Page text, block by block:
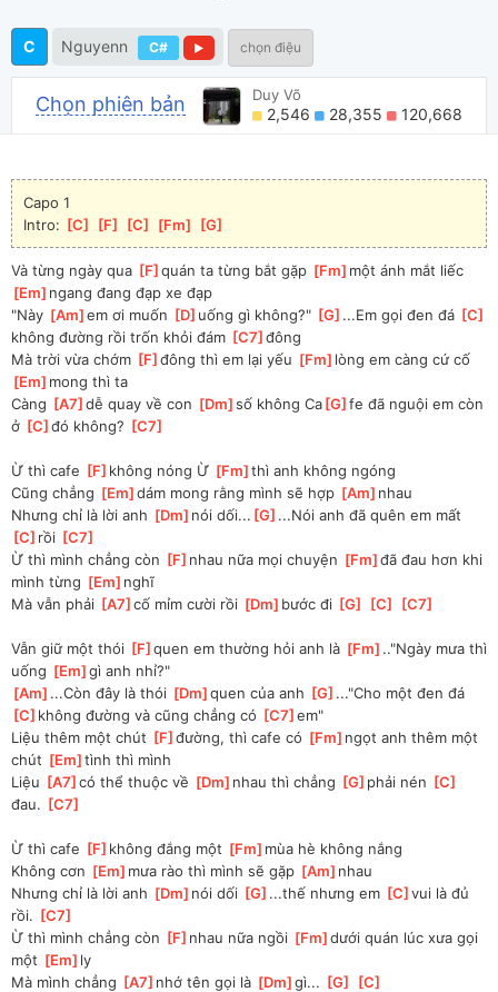
C Nguyenn C# chọn điệu
Chọn phiên bản Duy Võ
2,546 28,355 120,668
Capo 1
Intro: [C [F [C [Fm [G
Và từng ngày qua [F ]
quán ta từng bắt gặp [Fm ]một ánh mắt liếc
Em ]ngang đang đạp xe đạp
"Này [Am ]
em ơi muốn [D ]uống gì không?" [G ]...Em gọi đen đá [C
không đường rồi trốn khỏi đám [C7 ]
đông
Mà trời vừa chớm [F ]
đông thì em lại yếu [Fm ]lòng em càng cứ cố
Em ]mong thì ta
Càng [A7 ]
dễ quay về con [Dm ]
số không Ca[G ]
fe đã nguội em còn
ở [C ]
đó không? [C7
Ừ thì cafe [F ]không nóng Ừ [Fm ]thì anh không ngóng
Cũng chẳng [Em ]
dám mong rằng mình sẽ hợp [Am ]nhau
Nhưng chỉ là lời anh [Dm ]nói dối... [G ]...Nói anh đã quên em mất
C ]rồi [C7
Ừ thì mình chẳng còn [F ]nhau nữa mọi chuyện [Fm ]
đã đau hơn khi
mình từng [Em ]nghĩ
Mà vẫn phải [A7 ]
cố mỉm cười rồi [Dm ]bước đi [G [C [C7
Vẫn giữ một thói [F ]
quen em thường hỏi anh là [Fm ].."Ngày mưa thì
uống [Em ]
gì anh nhỉ?"
[Am ]...Còn đây là thói [Dm ]
quen của anh [G ]..."Cho một đen đá
C ]không đường và cũng chẳng có [C7 ]
em"
Liệu thêm một chút [F ]
đường, thì cafe có [Fm ]ngọt anh thêm một
chút [Em ]tình thì mình
Liệu [A7 ]
có thể thuộc về [Dm ]nhau thì chẳng [G ]phải nén [C
đau. [C7
Ừ thì cafe [F ]không đắng một [Fm ]mùa hè không nắng
Không cơn [Em ]mưa rào thì mình sẽ gặp [Am ]nhau
Nhưng chỉ là lời anh [Dm ]nói dối [G ]...thế nhưng em [C ]
vui là đủ
rồi. [C7
Ừ thì mình chẳng còn [F ]nhau nữa ngồi [Fm ]
dưới quán lúc xưa gọi
một [Em ]ly
Mà mình chẳng [A7 ]nhớ tên gọi là [Dm ]
gì... [G [C